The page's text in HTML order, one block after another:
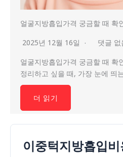
얼굴지방흡입가격 궁금할 때 확
2025년 12월 16일
댓글 없
얼굴지방흡입가격 궁금할 때 확
정리하고 싶을 때, 가장 눈에 띄
더 읽기
이중턱지방흡입